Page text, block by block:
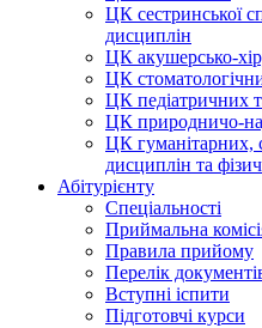
ЦК сестринської
дисциплін
ЦК акушерсько-
ЦК
ЦК педіатричних
ЦК природничо-
ЦК гуманітарних,
дисциплін та
Абітурієнту
Спеціальності
Приймальна
Правила прийому
Перелік
Вступні іспити
Підготовчі курси